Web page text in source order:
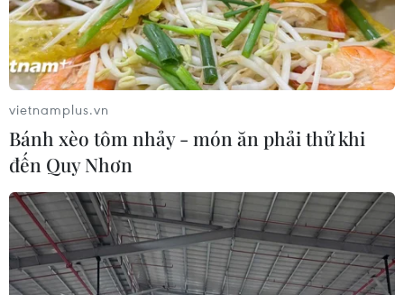
vietnamplus.vn
Bánh xèo tôm nhảy - món ăn phải thử khi
đến Quy Nhơn